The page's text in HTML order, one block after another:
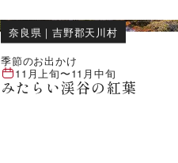
奈良県 ｜吉野郡天川村
季節のお出かけ
11月上旬〜11月中旬
みたらい渓谷の紅葉